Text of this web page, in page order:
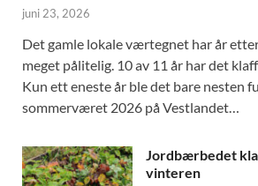
juni 23, 2026
Det gamle lokale værtegnet har år
meget pålitelig. 10 av 11 år har det
Kun ett eneste år ble det bare nesten
sommerværet 2026 på Vestlandet…
Jordbærbedet
vinteren